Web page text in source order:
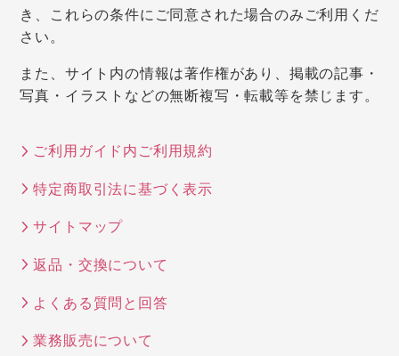
き、これらの条件にご同意された場合のみご利用くだ
さい。
また、サイト内の情報は著作権があり、掲載の記事・
写真・イラストなどの無断複写・転載等を禁じます。
ご利用ガイド内ご利用規約
特定商取引法に基づく表示
サイトマップ
返品・交換について
よくある質問と回答
業務販売について